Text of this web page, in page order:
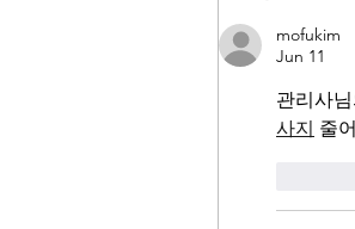
mofukim
Jun 11
관리사
사지 줄